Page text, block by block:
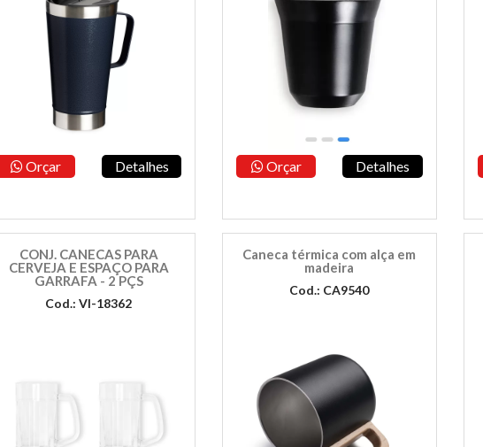
Orçar Detalhes Orçar Detalhes
CONJ. CANECAS PARA
CERVEJA E ESPAÇO PARA
GARRAFA - 2 PÇS
Cod.: VI-18362
Caneca térmica com alça em
madeira
Cod.: CA9540